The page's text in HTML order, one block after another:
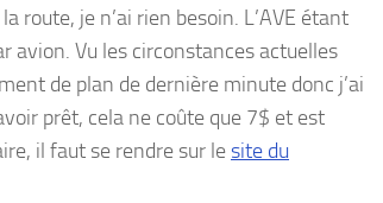
route, je n’ai rien besoin. L’AVE étant
avion. Vu les circonstances actuelles
de plan de dernière minute donc j’ai
prêt, cela ne coûte que 7$ et est
il faut se rendre sur lesite du